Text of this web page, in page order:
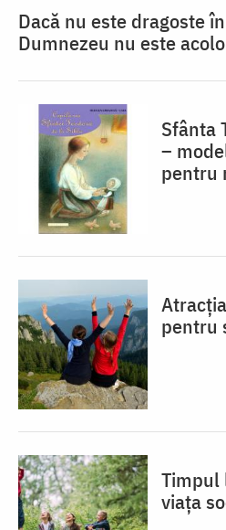
Dacă nu este dragoste
Dumnezeu nu este acolo
Sfânta
–
pentru
pentru
Timpul
viața